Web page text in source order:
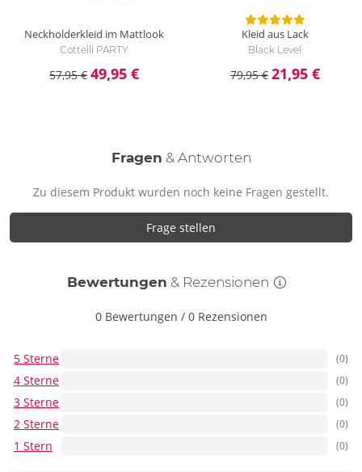
Neckholderkleid im Mattlook
Cottelli PARTY
57,95 € 49,95 €
Kleid aus Lack
Black Level
79,95 € 21,95 €
Fragen & Antworten
Zu diesem Produkt wurden noch keine Fragen gestellt.
Frage stellen
Bewertungen & Rezensionen
0 Bewertungen / 0 Rezensionen
5 Sterne (0)
4 Sterne (0)
3 Sterne (0)
2 Sterne (0)
1 Stern (0)